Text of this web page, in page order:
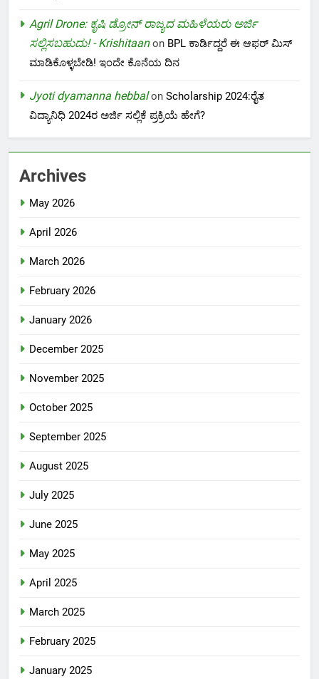
Agril Drone: ಕೃಷಿ ಡ್ರೋನ್ ರಾಜ್ಯದ ಮಹಿಳೆಯರು ಅರ್ಜಿ
ಸಲ್ಲಿಸಬಹುದು! - Krishitaanon BPL ಕಾರ್ಡಿದ್ದರೆ ಈ ಆಫರ್ ಮಿಸ್
ಮಾಡಿಕೊಳ್ಳಬೇಡಿ! ಇಂದೇ ಕೊನೆಯ ದಿನ
Jyoti dyamanna hebbalon Scholarship 2024:ರೈತ
ವಿದ್ಯಾನಿಧಿ 2024ರ ಅರ್ಜಿ ಸಲ್ಲಿಕೆ ಪ್ರಕ್ರಿಯೆ ಹೇಗೆ?
Archives
May 2026
April 2026
March 2026
February 2026
January 2026
December 2025
November 2025
October 2025
September 2025
August 2025
July 2025
June 2025
May 2025
April 2025
March 2025
February 2025
January 2025